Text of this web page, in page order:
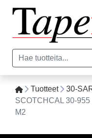
Tuotteet
30-
SCOTCHCAL 30-
M2